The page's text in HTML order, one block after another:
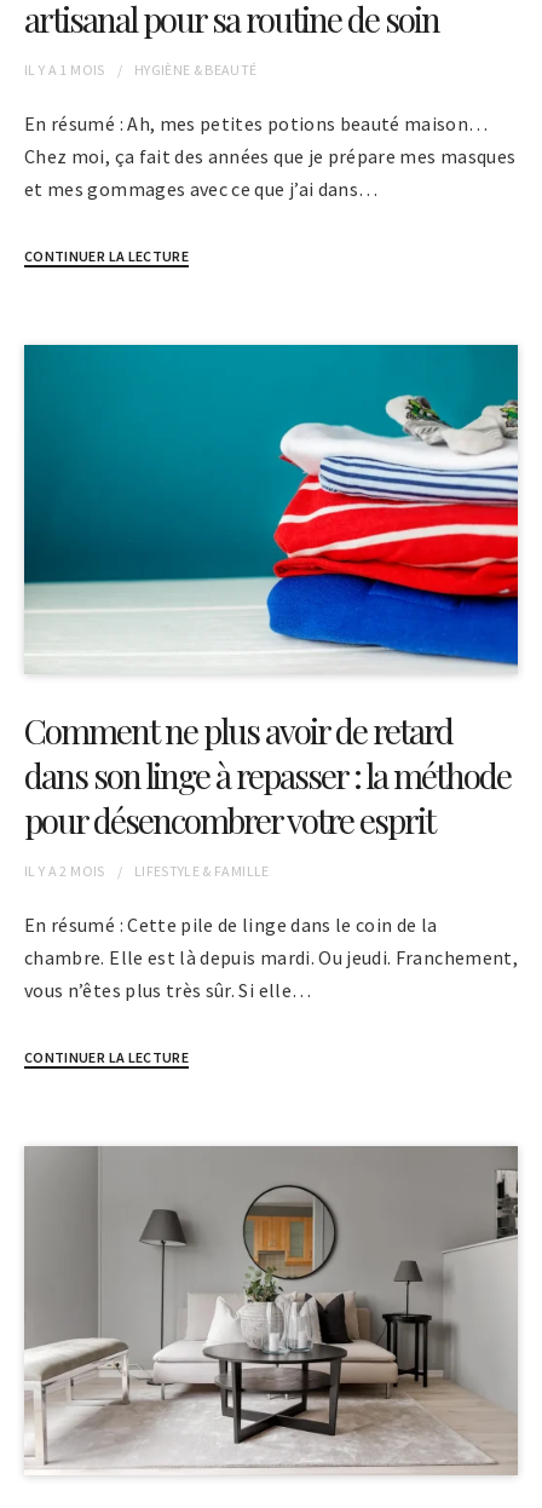
artisanal pour sa routine de soin
IL Y A 1 MOIS HYGIÈNE & BEAUTÉ
En résumé : Ah, mes petites potions beauté maison…
Chez moi, ça fait des années que je prépare mes masques
et mes gommages avec ce que j’ai dans…
CONTINUER LA LECTURE
Comment ne plus avoir de retard
dans son linge à repasser : la méthode
pour désencombrer votre esprit
IL Y A2 MOIS LIFESTYLE & FAMILLE
En résumé : Cette pile de linge dans le coin de la
chambre. Elle est là depuis mardi. Ou jeudi. Franchement,
vous n’êtes plus très sûr. Si elle…
CONTINUER LA LECTURE